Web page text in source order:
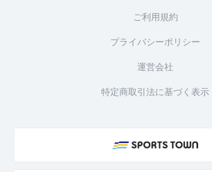
ご利用規約
プライバシーポリシー
運営会社
特定商取引法に基づく表示